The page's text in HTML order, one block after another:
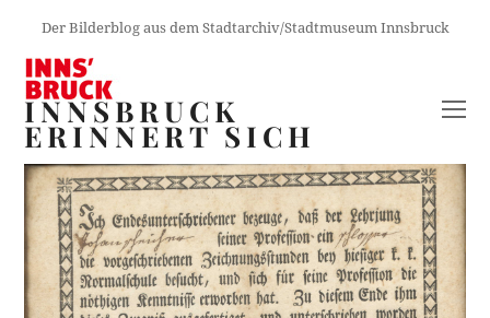
Der Bilderblog aus dem Stadtarchiv/Stadtmuseum Innsbruck
INNSBRUCK
ERINNERT SICH